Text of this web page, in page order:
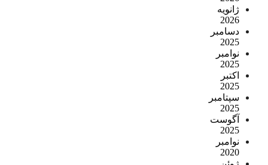
ژانویه
2026
دسامبر
2025
نوامبر
2025
اکتبر
2025
سپتامبر
2025
آگوست
2025
نوامبر
2020